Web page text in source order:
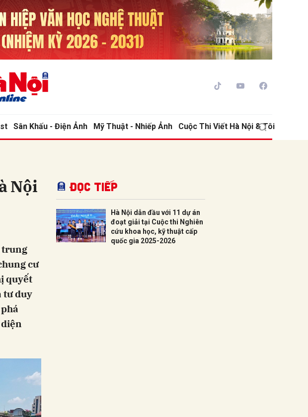
Sân Khấu - Điện Ảnh Mỹ Thuật - Nhiếp Ảnh Cuộc Thi Viết Hà Nội & Tôi
Nội
trung
cư
quyết
tư duy
Đọc tiếp
Hà Nội dẫn đầu với 11 dự án
đoạt giải tại Cuộc thi Nghiên
cứu khoa học, kỹ thuật cấp
quốc gia 2025-2026